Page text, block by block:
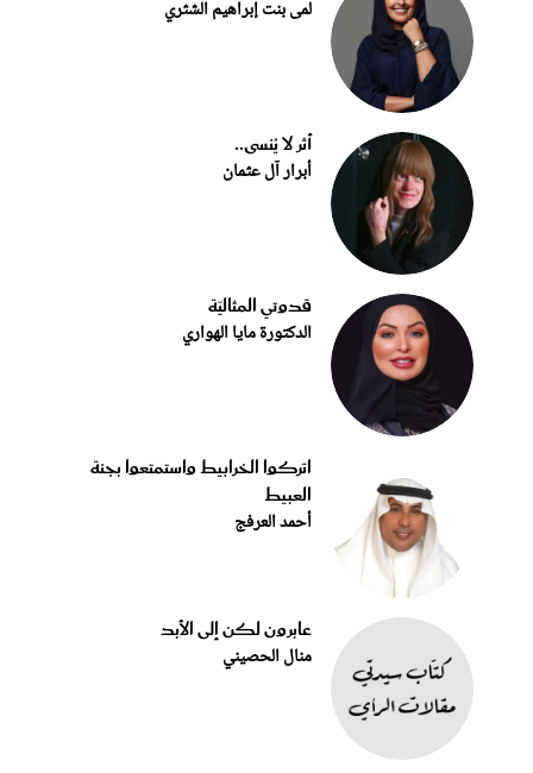
لمى بنت إبراهيم الشثري
أثر لا يُنسى..
أبرار آل عثمان
قدوتي المثاليّة
الدكتورة مايا الهواري
اتركوا الخرابيط واستمتعوا بجنة
العبيط
أحمد العرفج
عابرون لكن إلى الأبد
منال الحصيني